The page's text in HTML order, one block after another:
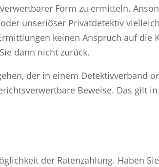
Form zu ermitteln.
unseriöser Privatdetektiv
keinen Anspruch auf die
dann nicht zurück.
der in einem Detektivverband
Beweise. Das gilt
der Ratenzahlung. Haben